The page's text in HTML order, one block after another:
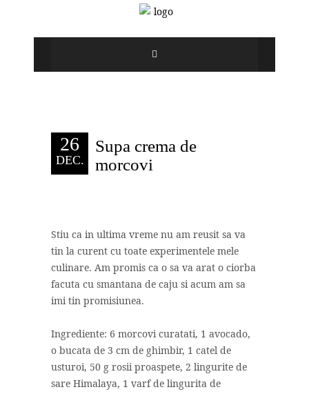
26
DEC.
Supa crema de
morcovi
Stiu ca in ultima vreme nu am reusit sa va
tin la curent cu toate experimentele mele
culinare. Am promis ca o sa va arat o ciorba
facuta cu smantana de caju si acum am sa
imi tin promisiunea.
Ingrediente: 6 morcovi curatati, 1 avocado,
o bucata de 3 cm de ghimbir, 1 catel de
usturoi, 50 g rosii proaspete, 2 lingurite de
sare Himalaya, 1 varf de lingurita de